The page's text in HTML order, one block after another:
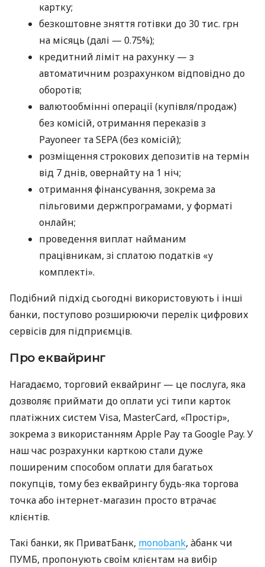
картку;
безкоштовне зняття готівки до 30 тис. грн
на місяць (далі — 0.75%);
кредитний ліміт на рахунку — з
автоматичним розрахунком відповідно до
оборотів;
валютообмінні операції (купівля/продаж)
без комісій, отримання переказів з
Payoneer та SEPA (без комісій);
розміщення строкових депозитів на термін
від 7 днів, овернайту на 1 ніч;
отримання фінансування, зокрема за
пільговими держпрограмами, у форматі
онлайн;
проведення виплат найманим
працівникам, зі сплатою податків «у
комплекті».
Подібний підхід сьогодні використовують і інші
банки, поступово розширюючи перелік цифрових
сервісів для підприємців.
Про еквайринг
Нагадаємо, торговий еквайринг — це послуга, яка
дозволяє приймати до оплати усі типи карток
платіжних систем Visa, MasterCard, «Простір»,
зокрема з використанням Apple Pay та Google Pay. У
наш час розрахунки карткою стали дуже
поширеним способом оплати для багатьох
покупців, тому без еквайрингу будь-яка торгова
точка або інтернет-магазин просто втрачає
клієнтів.
Такі банки, як ПриватБанк, monobank, àбанк чи
ПУМБ, пропонують своїм клієнтам на вибір